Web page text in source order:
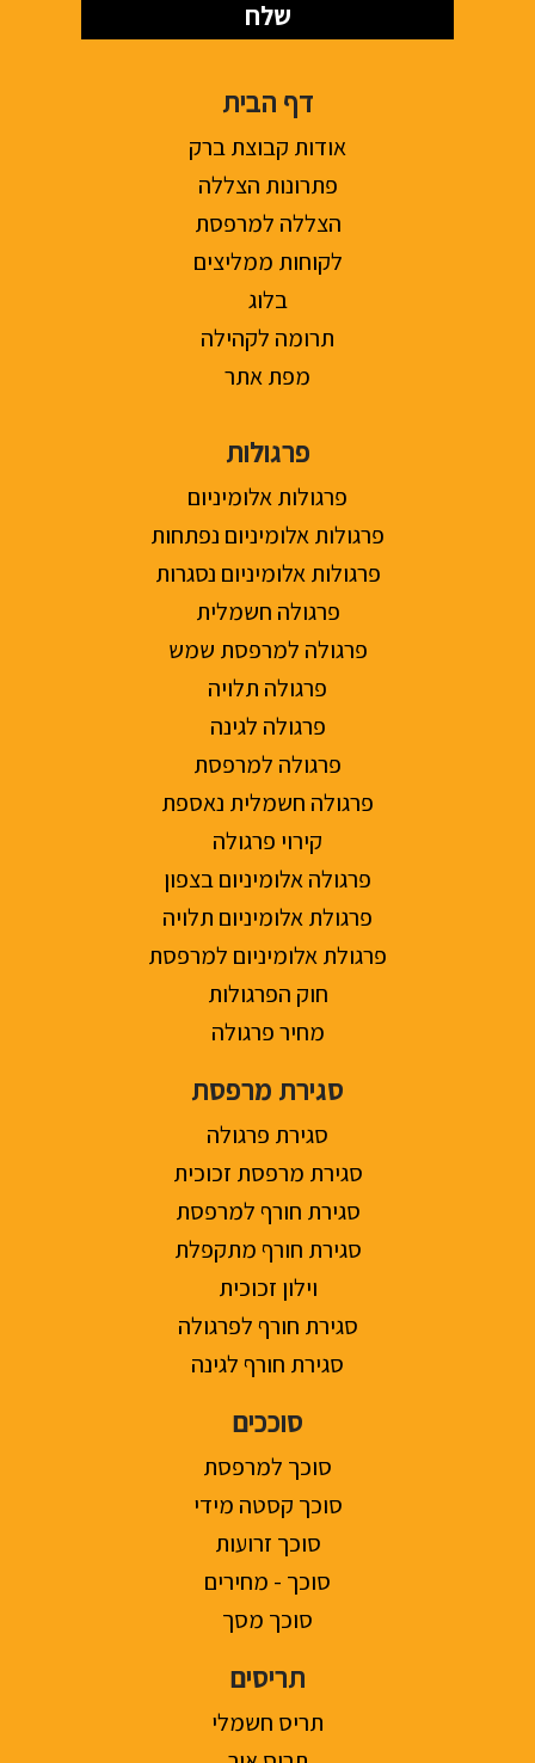
דף הבית
אודות קבוצת ברק
פתרונות הצללה
הצללה למרפסת
לקוחות ממליצים
בלוג
תרומה לקהילה
מפת אתר
פרגולות
פרגולות אלומיניום
פרגולות אלומיניום נפתחות
פרגולות אלומיניום נסגרות
פרגולה חשמלית
פרגולה למרפסת שמש
פרגולה תלויה
פרגולה לגינה
פרגולה למרפסת
פרגולה חשמלית נאספת
קירוי פרגולה
פרגולה אלומיניום בצפון
פרגולת אלומיניום תלויה
פרגולת אלומיניום למרפסת
חוק הפרגולות
מחיר פרגולה
סגירת מרפסת
סגירת פרגולה
סגירת מרפסת זכוכית
סגירת חורף למרפסת
סגירת חורף מתקפלת
וילון זכוכית
סגירת חורף לפרגולה
סגירת חורף לגינה
סוככים
סוכך למרפסת
סוכך קסטה מידי
סוכך זרועות
סוכך - מחירים
סוכך מסך
תריסים
תריס חשמלי